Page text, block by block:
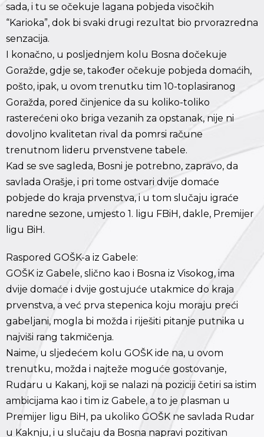
sada, i tu se očekuje lagana pobjeda visočkih
“Karioka”, dok bi svaki drugi rezultat bio prvorazredna
senzacija.
I konačno, u posljednjem kolu Bosna dočekuje
Goražde, gdje se, također očekuje pobjeda domaćih,
pošto, ipak, u ovom trenutku tim 10-toplasiranog
Goražda, pored činjenice da su koliko-toliko
rasterećeni oko briga vezanih za opstanak, nije ni
dovoljno kvalitetan rival da pomrsi račune
trenutnom lideru prvenstvene tabele.
Kad se sve sagleda, Bosni je potrebno, zapravo, da
savlada Orašje, i pri tome ostvari dvije domaće
pobjede do kraja prvenstva, i u tom slučaju igraće
naredne sezone, umjesto 1. ligu FBiH, dakle, Premijer
ligu BiH.
Raspored GOŠK-a iz Gabele:
GOŠK iz Gabele, slično kao i Bosna iz Visokog, ima
dvije domaće i dvije gostujuće utakmice do kraja
prvenstva, a već prva stepenica koju moraju preći
gabeljani, mogla bi možda i riješiti pitanje putnika u
najviši rang takmičenja.
Naime, u sljedećem kolu GOŠK ide na, u ovom
trenutku, možda i najteže moguće gostovanje,
Rudaru u Kakanj, koji se nalazi na poziciji četiri sa istim
ambicijama kao i tim iz Gabele, a to je plasman u
Premijer ligu BiH, pa ukoliko GOŠK ne savlada Rudar
u Kaknju, i u slučaju da Bosna napravi pozitivan